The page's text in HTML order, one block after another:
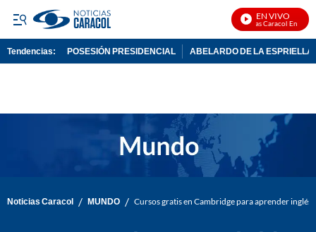
EN VIVO
Noticias Caracol En Vivo
Tendencias: POSESIÓN PRESIDENCIAL ABELARDO DE LA ESPRIELLA
Noticias Caracol / MUNDO / Cursos gratis en Cambridge para aprender inglés: